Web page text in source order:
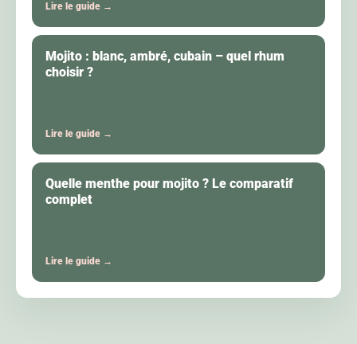
Lire le guide →
Mojito : blanc, ambré, cubain – quel rhum
choisir ?
Lire le guide →
Quelle menthe pour mojito ? Le comparatif
complet
Lire le guide →